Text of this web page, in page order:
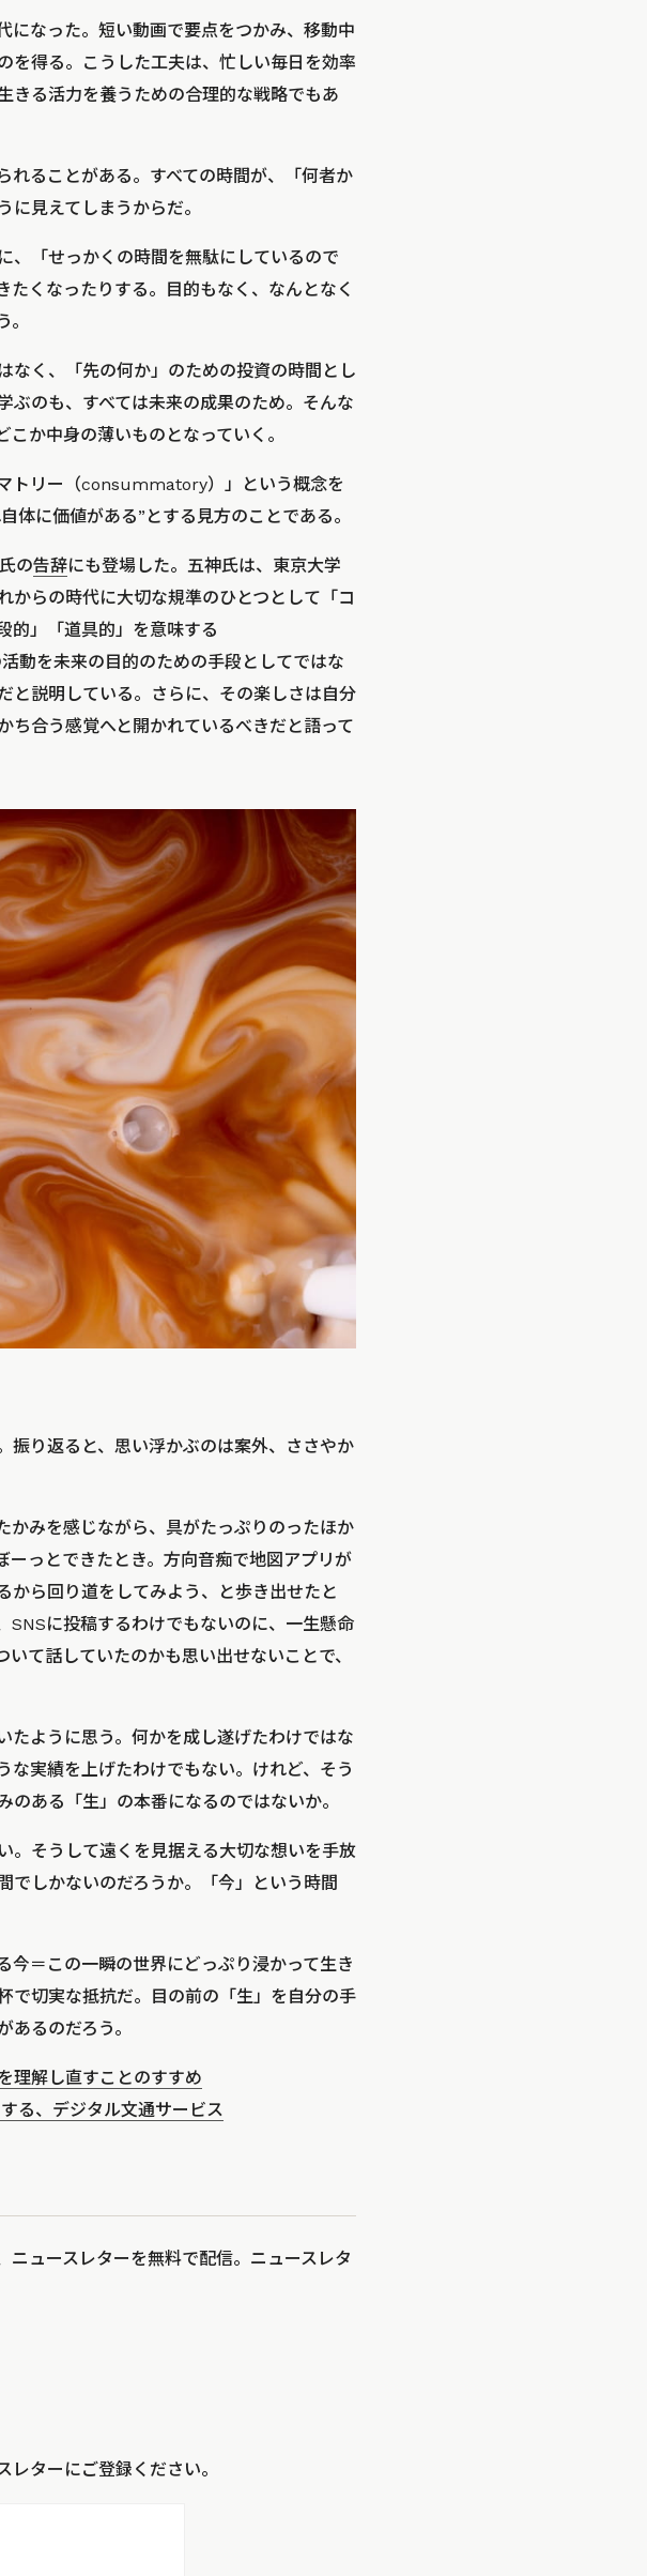
になった。短い動画で要点をつかみ、移動中
を得る。こうした工夫は、忙しい毎日を効率
きる活力を養うための合理的な戦略でもあ
れることがある。すべての時間が、「何者か
見えてしまうからだ。
、「せっかくの時間を無駄にしているので
くなったりする。目的もなく、なんとなく
なく、「先の何か」のための投資の時間とし
ぶのも、すべては未来の成果のため。そんな
か中身の薄いものとなっていく。
トリー（consummatory）」という概念を
体に価値がある”とする見方のことである。
の告辞にも登場した。五神氏は、東京大学
からの時代に大切な規準のひとつとして「コ
的」「道具的」を意味する
動を未来の目的のための手段としてではな
と説明している。さらに、その楽しさは自分
ち合う感覚へと開かれているべきだと語って
振り返ると、思い浮かぶのは案外、ささやか
かみを感じながら、具がたっぷりのったほか
ーっとできたとき。方向音痴で地図アプリが
から回り道をしてみよう、と歩き出せたと
SNSに投稿するわけでもないのに、一生懸命
て話していたのかも思い出せないことで、
たように思う。何かを成し遂げたわけではな
な実績を上げたわけでもない。けれど、そう
ある「生」の本番になるのではないか。
。そうして遠くを見据える大切な想いを手放
でしかないのだろうか。「今」という時間
＝この一瞬の世界にどっぷり浸かって生き
切実な抵抗だ。目の前の「生」を自分の手
るのだろう。
理解し直すことのすすめ
る、デジタル文通サービス
ニュースレターを無料で配信。ニュースレタ
ターにご登録ください。